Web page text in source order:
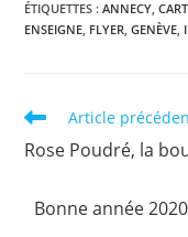
ÉTIQUETTES :ANNECY
ENSEIGNE FLYER GENÈVE
Read
articles
Article
Rose Poudré, la
Bonne année